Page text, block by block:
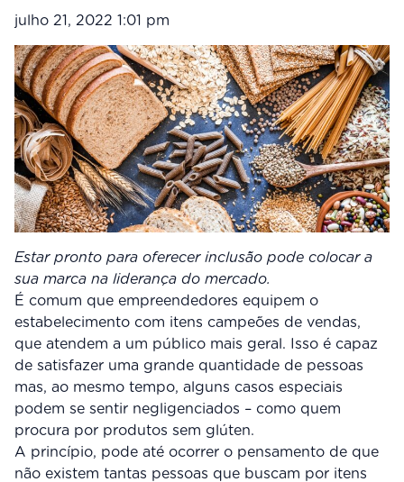
julho 21, 2022 1:01 pm
Estar pronto para oferecer inclusão pode colocar a
sua marca na liderança do mercado.
É comum que empreendedores equipem o
estabelecimento com itens campeões de vendas,
que atendem a um público mais geral. Isso é capaz
de satisfazer uma grande quantidade de pessoas
mas, ao mesmo tempo, alguns casos especiais
podem se sentir negligenciados – como quem
procura por produtos sem glúten.
A princípio, pode até ocorrer o pensamento de que
não existem tantas pessoas que buscam por itens